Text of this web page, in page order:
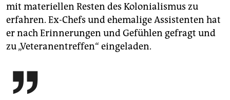
mit materiellen Resten des Kolonialismus zu
erfahren. Ex-Chefs und ehemalige Assistenten hat
er nach Erinnerungen und Gefühlen gefragt und
zu „Veteranentreffen“ eingeladen.
